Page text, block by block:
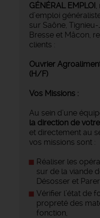
GÉNÉRAL EMPLOI ,
d’emploi
sur Saône,
Bresse et Mâcon,
clients :
Ouvrier
(H/F)
Vos Missions :
Au sein d’une
la direction de
et directement au
vos missions sont :
Réaliser les
sur de la viande
Désosser et
Vérifier l’état de
propreté des
fonction,